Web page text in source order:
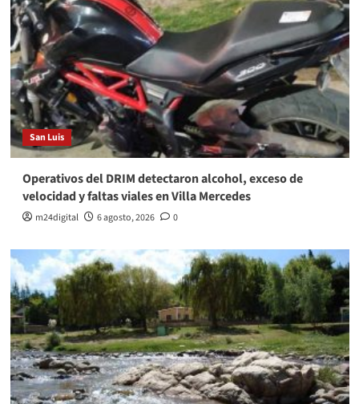
San Luis
Operativos del DRIM detectaron alcohol, exceso de
velocidad y faltas viales en Villa Mercedes
m24digital 6 agosto, 2026 0